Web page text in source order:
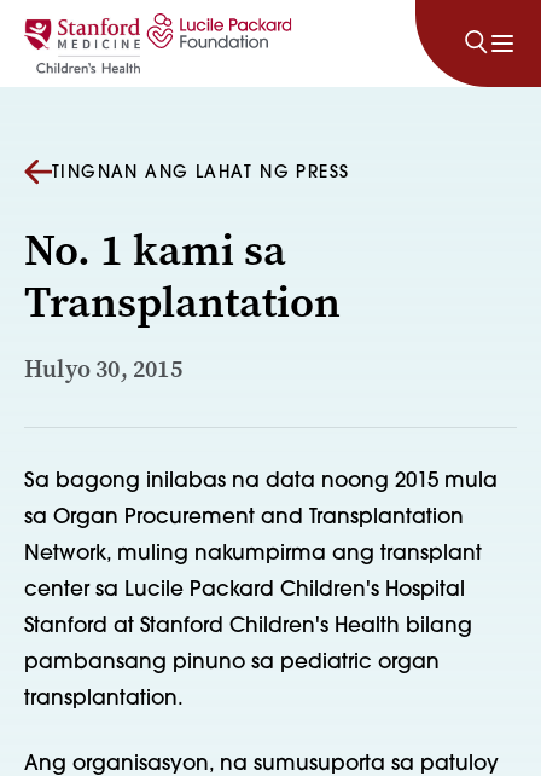
Lumaktaw sa nilalaman
TINGNAN ANG LAHAT NG PRESS
No. 1 kami sa
Transplantation
Hulyo 30, 2015
Sa bagong inilabas na data noong 2015 mula
sa Organ Procurement and Transplantation
Network, muling nakumpirma ang transplant
center sa Lucile Packard Children's Hospital
Stanford at Stanford Children's Health bilang
pambansang pinuno sa pediatric organ
transplantation.
Ang organisasyon, na sumusuporta sa patuloy